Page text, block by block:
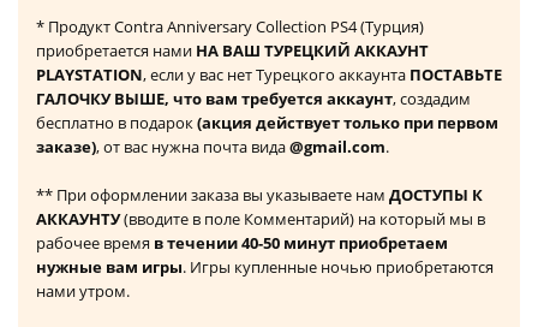
* Продукт Contra Anniversary Collection PS4 (Турция)
приобретается нами НА ВАШ ТУРЕЦКИЙ АККАУНТ
PLAYSTATION, если у вас нет Турецкого аккаунта ПОСТАВЬТЕ
ГАЛОЧКУ ВЫШЕ, что вам требуется аккаунт, создадим
бесплатно в подарок(акция действует только при первом
заказе), от вас нужна почта вида@gmail.com.
** При оформлении заказа вы указываете нам ДОСТУПЫ К
АККАУНТУ(вводите в поле Комментарий) на который мы в
рабочее время в течении 40-50 минут приобретаем
нужные вам игры. Игры купленные ночью приобретаются
нами утром.